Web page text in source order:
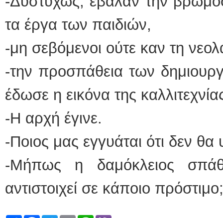
τα έργα των παιδιών,
-μη σεβόμενοι ούτε καν τη
-την προσπάθεια των
έδωσε η εικόνα της
-Η αρχή έγινε.
-Ποιος μας εγγυάται ότι δεν θα
-Μήπως η δαμόκλειος
αντιστοιχεί σε κάποιο πρόστιμο;